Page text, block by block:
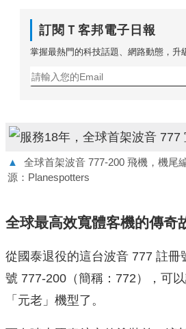
訂閱Ｔ客邦電子日報
掌握最熱門的科技話題、網路動態，升
▲
全球首架波音 777-200 飛機，機尾
源：Planespotters
全球最高效寬體客機的傳奇
從國泰退役的這台波音 777 註冊
號 777-200（簡稱：772），可
「元老」機型了。